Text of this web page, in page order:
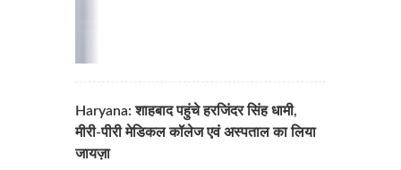
Haryana: शाहबाद पहुंचे हरजिंदर सिंह धामी,
मीरी-पीरी मेडिकल कॉलेज एवं अस्पताल का लिया
जायज़ा